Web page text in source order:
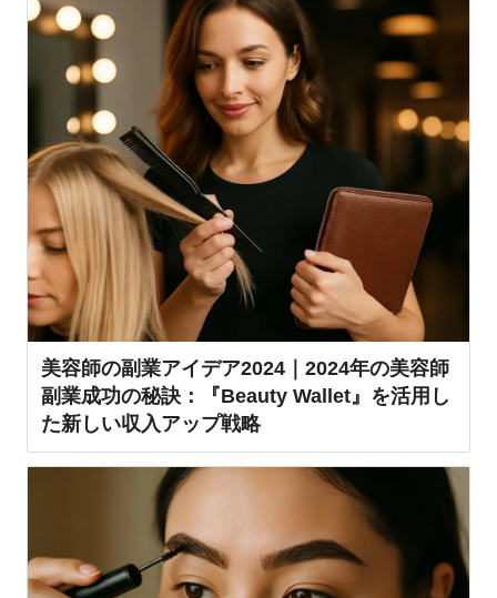
美容師の副業アイデア2024｜2024年の美容師
副業成功の秘訣：『Beauty Wallet』を活用し
た新しい収入アップ戦略